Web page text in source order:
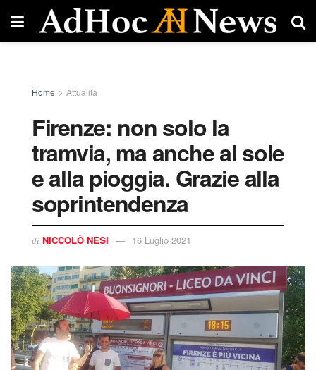
Home Attualità
Firenze: non solo la
tramvia, ma anche al sole
e alla pioggia. Grazie alla
soprintendenza
di NICCOLÒ NESI 16 Luglio 2021